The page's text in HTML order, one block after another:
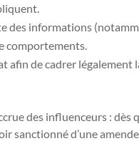
des informations
comportements.
de cadrer légalement
des influenceurs : dès
sanctionné d’une